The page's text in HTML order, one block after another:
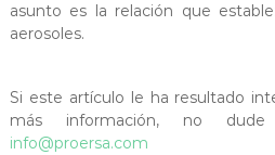
asunto es la relación que
aerosoles.
Si este artículo le ha resultado
más información, no
info@proersa.com